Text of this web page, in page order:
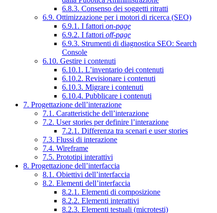
6.8.3. Consenso dei soggetti ritratti
6.9. Ottimizzazione per i motori di ricerca (SEO)
6.9.1. I fattori on-page
6.9.2. I fattori off-page
6.9.3. Strumenti di diagnostica SEO: Search
Console
6.10. Gestire i contenuti
6.10.1. L’inventario dei contenuti
6.10.2. Revisionare i contenuti
6.10.3. Migrare i contenuti
6.10.4. Pubblicare i contenuti
7. Progettazione dell’interazione
7.1. Caratteristiche dell’interazione
7.2. User stories per definire l’interazione
7.2.1. Differenza tra scenari e user stories
7.3. Flussi di interazione
7.4. Wireframe
7.5. Prototipi interattivi
8. Progettazione dell’interfaccia
8.1. Obiettivi dell’interfaccia
8.2. Elementi dell’interfaccia
8.2.1. Elementi di composizione
8.2.2. Elementi interattivi
8.2.3. Elementi testuali (microtesti)